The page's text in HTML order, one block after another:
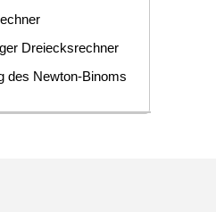
Dreiecksrechner
des Newton-Binoms